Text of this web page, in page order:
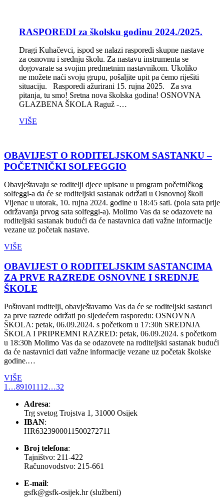
RASPOREDI za školsku godinu 2024./2025.
Dragi Kuhačevci, ispod se nalazi rasporedi skupne nastave
za osnovnu i srednju školu. Za nastavu instrumenta se
dogovarate sa svojim predmetnim nastavnikom. Ukoliko
ne možete naći svoju grupu, pošaljite upit pa ćemo riješiti
situaciju. Rasporedi ažurirani 15. rujna 2025. Za sva
pitanja, tu smo! Sretna nova školska godina! OSNOVNA
GLAZBENA ŠKOLA Raguž -…
VIŠE
OBAVIJEST O RODITELJSKOM SASTANKU –
POČETNIČKI SOLFEGGIO
Obavještavaju se roditelji djece upisane u program početničkog
solfeggi-a da će se roditeljski sastanak održati u Osnovnoj školi
Vijenac u utorak, 10. rujna 2024. godine u 18:45 sati. (pola sata prije
održavanja prvog sata solfeggi-a). Molimo Vas da se odazovete na
roditeljski sastanak budući da će nastavnica dati važne informacije
vezane uz početak nastave.
VIŠE
OBAVIJEST O RODITELJSKIM SASTANCIMA
ZA PRVE RAZREDE OSNOVNE I SREDNJE
ŠKOLE
Poštovani roditelji, obavještavamo Vas da će se roditeljski sastanci
za prve razrede održati po sljedećem rasporedu: OSNOVNA
ŠKOLA: petak, 06.09.2024. s početkom u 17:30h SREDNJA
ŠKOLA I PRIPREMNI RAZRED: petak, 06.09.2024. s početkom
u 18:30h Molimo Vas da se odazovete na roditeljski sastanak budući
da će nastavnici dati važne informacije vezane uz početak školske
godine.…
VIŠE
1 …891011 12…32
Adresa:
Trg svetog Trojstva 1, 31000 Osijek
IBAN:
HR6323900011500272711
Broj telefona:
Tajništvo: 211-422
Računovodstvo: 215-661
E-mail:
gsfk@gsfk-osijek.hr (službeni)